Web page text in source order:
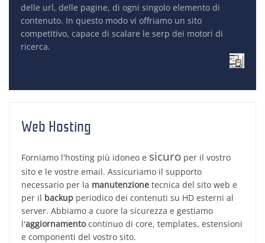
delle url, delle pagine, di ogni singolo elemento di
contenuto. In questo modo vi offriamo un sito
competitivo, capace di scalare le serp dei motori di
ricerca.
Web Hosting
Forniamo l'hosting più idoneo e sicuro per il vostro
sito e le vostre email. Assicuriamo il supporto
necessario per la manutenzione tecnica del sito web e
per il backup periodico dei contenuti su HD esterni al
server. Abbiamo a cuore la sicurezza e gestiamo
l'aggiornamentocontinuo di core, templates, estensioni
e componenti del vostro sito.